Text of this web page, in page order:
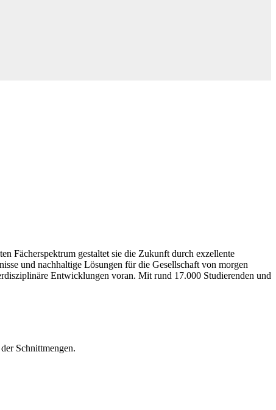
Fächerspektrum gestaltet sie die Zukunft durch exzellente
und nachhaltige Lösungen für die Gesellschaft von morgen
Entwicklungen voran. Mit rund 17.000 Studierenden und
Schnittmengen.